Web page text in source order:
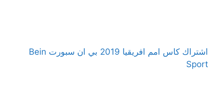
اشتراك كاس امم افريقيا 2019 بي ان سبورت Bein
Sport